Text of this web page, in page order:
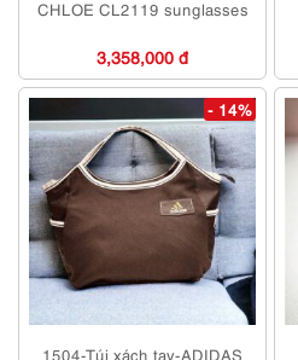
CHLOE CL2119 sunglasses
3,358,000 đ
- 14%
1504-Túi xách tay-ADIDAS